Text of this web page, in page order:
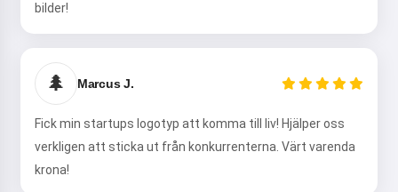
bilder!
🌲 Marcus J.
Fick min startups logotyp att komma till liv! Hjälper oss
verkligen att sticka ut från konkurrenterna. Värt varenda
krona!